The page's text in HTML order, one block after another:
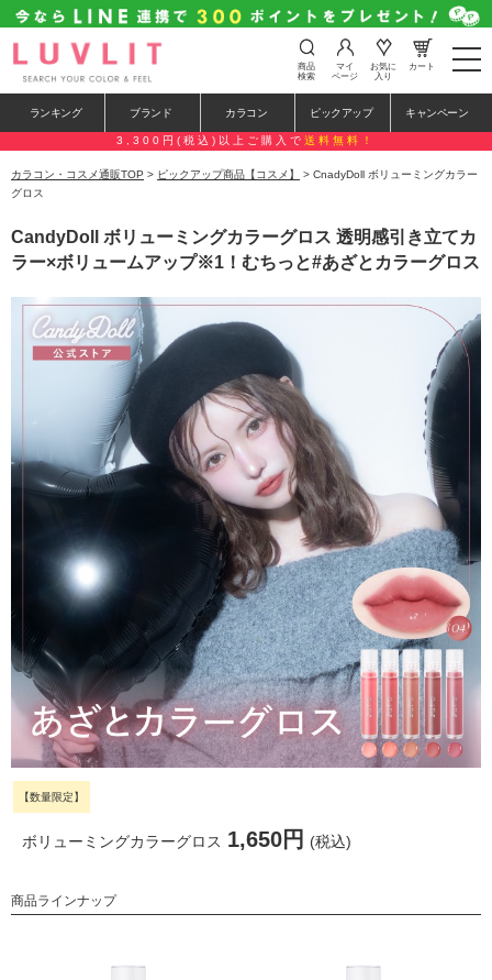
t
o
e
n
a
a
t
i
n
商品
検索
マイ
ページ
お気に
入り
カート
ランキング ブランド カラコン ピックアップ キャンペーン
3,300円(税込)以上ご購入で 送料無料！
カラコン・コスメ通販TOP > ピックアップ商品【コスメ】
> CnadyDoll ボリューミングカラー
グロス
CandyDoll ボリューミングカラーグロス 透明感引き立てカ
ラー×ボリュームアップ※1！むちっと#あざとカラーグロス
【数量限定】
ボリューミングカラーグロス 1,650円 (税込)
商品ラインナップ